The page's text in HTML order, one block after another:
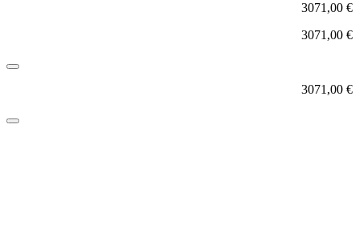
3071,00 €
3071,00 €
3071,00 €